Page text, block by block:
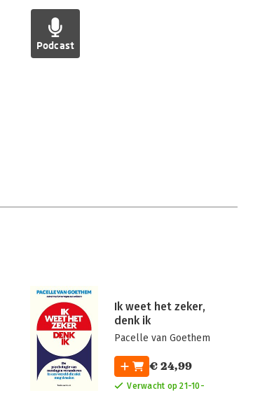
Podcast
Ik weet het zeker,
denk ik
Pacelle van Goethem
€ 24,99
Verwacht op 21-10-